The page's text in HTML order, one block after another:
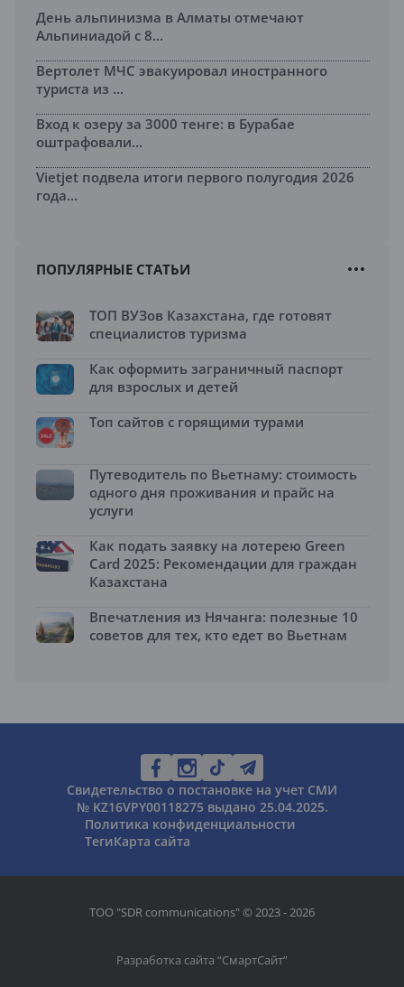
День альпинизма в Алматы отмечают
Альпиниадой с 8...
Вертолет МЧС эвакуировал иностранного
туриста из ...
Вход к озеру за 3000 тенге: в Бурабае
оштрафовали...
Vietjet подвела итоги первого полугодия 2026
года...
ПОПУЛЯРНЫЕ СТАТЬИ
ТОП ВУЗов Казахстана, где готовят
специалистов туризма
Как оформить заграничный паспорт
для взрослых и детей
Топ сайтов с горящими турами
Путеводитель по Вьетнаму: стоимость
одного дня проживания и прайс на
услуги
Как подать заявку на лотерею Green
Card 2025: Рекомендации для граждан
Казахстана
Впечатления из Нячанга: полезные 10
советов для тех, кто едет во Вьетнам
Свидетельство о постановке на учет СМИ
№ KZ16VPY00118275 выдано 25.04.2025.
Политика конфиденциальности
ТегиКарта сайта
ТОО "SDR communications" © 2023 - 2026
Разработка сайта “СмартСайт”